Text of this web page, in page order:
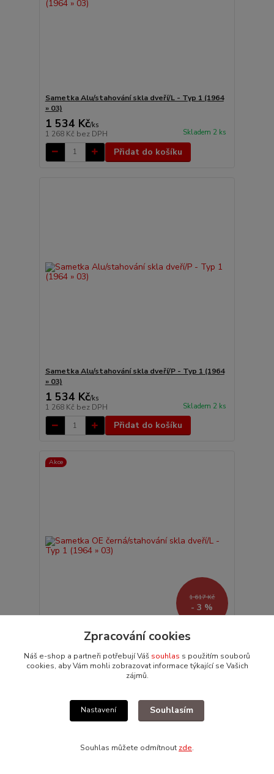
Sametka Alu/stahování skla dveří/L - Typ 1 (1964
» 03)
1 534 Kč/ks
1 268 Kč bez DPH Skladem 2 ks
Přidat do košíku
Sametka Alu/stahování skla dveří/P - Typ 1 (1964
» 03)
1 534 Kč/ks
1 268 Kč bez DPH Skladem 2 ks
Přidat do košíku
Akce
1 617 Kč
- 3 %
Sametka OE černá/stahování skla dveří/L - Typ 1
(1964 » 03)
1 569 Kč
Přidat do košíku
Zpracování cookies
Náš e-shop a partneři potřebují Váš souhlas s použitím souborů
cookies, aby Vám mohli zobrazovat informace týkající se Vašich
zájmů.
Nastavení Souhlasím
Souhlas můžete odmítnout zde.